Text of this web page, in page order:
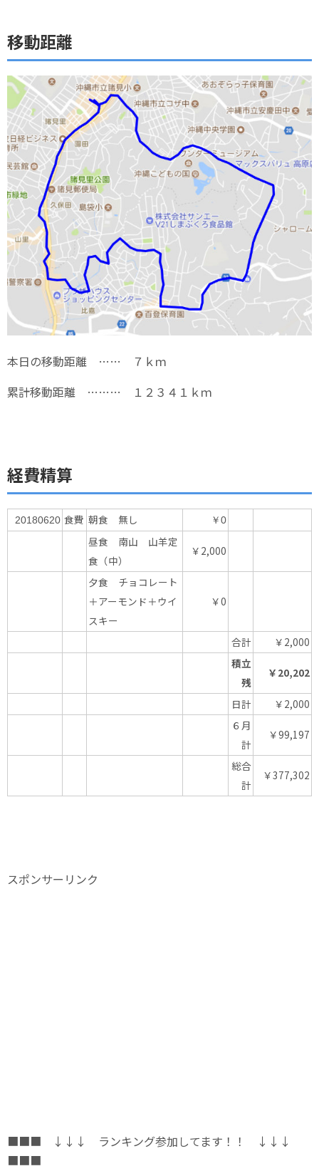
移動距離
本日の移動距離 …… ７ｋｍ
累計移動距離 ……… １２３４１ｋｍ
経費精算
20180620 食費 朝食 無し ￥0
昼食 南山 山羊定
食（中）
￥2,000
夕食 チョコレート
＋アーモンド＋ウイ
スキー
￥0
合計
￥2,000
積立
残
￥20,202
日計
￥2,000
６月
計
￥99,197
総合
計
￥377,302
スポンサーリンク
■■■ ↓↓↓ ランキング参加してます！！ ↓↓↓
■■■